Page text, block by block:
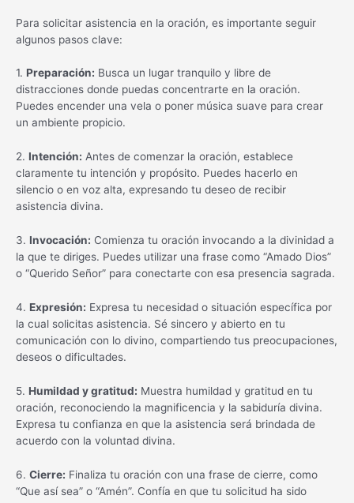
Para solicitar asistencia en la oración, es importante seguir
algunos pasos clave:
1. Preparación: Busca un lugar tranquilo y libre de
distracciones donde puedas concentrarte en la oración.
Puedes encender una vela o poner música suave para crear
un ambiente propicio.
2. Intención: Antes de comenzar la oración, establece
claramente tu intención y propósito. Puedes hacerlo en
silencio o en voz alta, expresando tu deseo de recibir
asistencia divina.
3. Invocación: Comienza tu oración invocando a la divinidad a
la que te diriges. Puedes utilizar una frase como “Amado Dios”
o “Querido Señor” para conectarte con esa presencia sagrada.
4. Expresión: Expresa tu necesidad o situación específica por
la cual solicitas asistencia. Sé sincero y abierto en tu
comunicación con lo divino, compartiendo tus preocupaciones,
deseos o dificultades.
5. Humildad y gratitud: Muestra humildad y gratitud en tu
oración, reconociendo la magnificencia y la sabiduría divina.
Expresa tu confianza en que la asistencia será brindada de
acuerdo con la voluntad divina.
6. Cierre: Finaliza tu oración con una frase de cierre, como
“Que así sea” o “Amén”. Confía en que tu solicitud ha sido